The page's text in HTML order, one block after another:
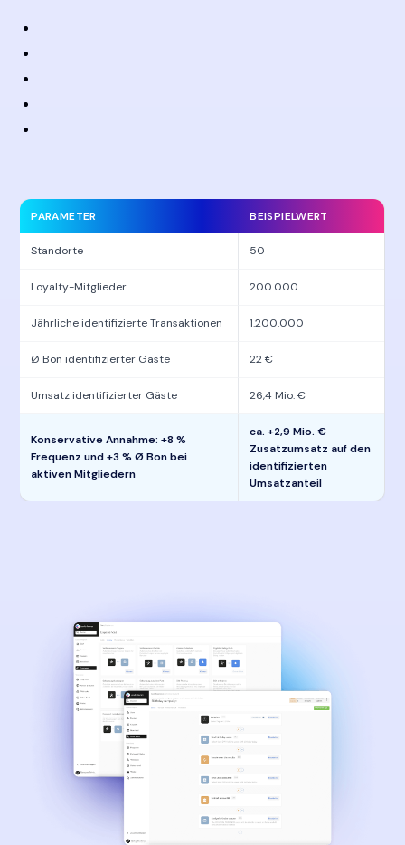
PARAMETER BEISPIELWERT
Standorte 50
Loyalty-Mitglieder 200.000
Jährliche identifizierte Transaktionen 1.200.000
Ø Bon identifizierter Gäste 22 €
Umsatz identifizierter Gäste 26,4 Mio. €
Konservative Annahme: +8 %
Frequenz und +3 % Ø Bon bei
aktiven Mitgliedern
ca. +2,9 Mio. €
Zusatzumsatz auf den
identifizierten
Umsatzanteil